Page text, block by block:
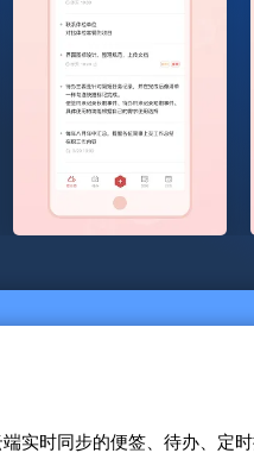
实时同步的便签、待办、定